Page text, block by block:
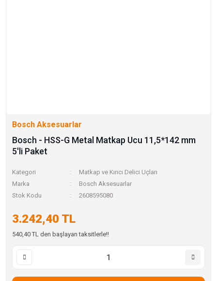
Bosch Aksesuarlar
Bosch - HSS-G Metal Matkap Ucu 11,5*142 mm
5'li Paket
Kategori
Matkap ve Kırıcı Delici Uçları
Marka
Bosch Aksesuarlar
Stok Kodu
2608595080
3.242,40 TL
540,40 TL den başlayan taksitlerle!!